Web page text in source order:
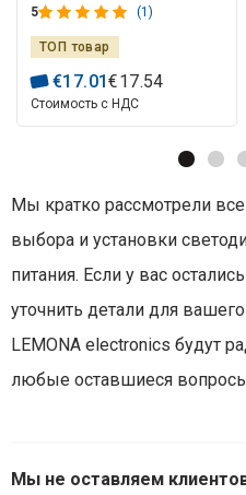
5 (1)
ТОП товар
€17.01€17.54
Стоимость с НДС
Мы кратко рассмотрели
выбора и установки
питания. Если у вас
уточнить детали для
LEMONA electronics будут
любые оставшиеся
Мы не оставляем